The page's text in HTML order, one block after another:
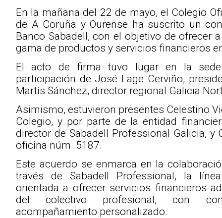
En la mañana del 22 de mayo, el Colegio
de A Coruña y Ourense ha suscrito un
Banco Sabadell, con el objetivo de ofrecer
gama de productos y servicios financieros
El acto de firma tuvo lugar en la
participación de José Lage Cerviño,
Martís Sánchez, director regional Galicia
Asimismo, estuvieron presentes Celestino
Colegio, y por parte de la entidad
director de Sabadell Professional Galicia, y
oficina núm. 5187.
Este acuerdo se enmarca en la
través de Sabadell Professional, la
orientada a ofrecer servicios financieros
del colectivo profesional, con
acompañamiento personalizado.